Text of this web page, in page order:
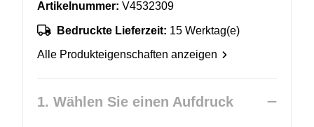
Artikelnummer: V4532309
Bedruckte Lieferzeit: 15 Werktag(e)
Alle Produkteigenschaften anzeigen
1. Wählen Sie einen Aufdruck